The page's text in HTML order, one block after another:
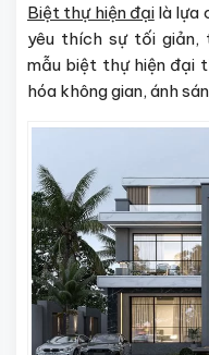
Biệt thự hiện đạilà lựa
yêu thích sự tối giản,
mẫu biệt thự hiện đại
hóa không gian, ánh